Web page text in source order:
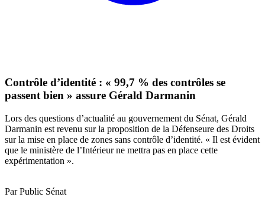
Contrôle d’identité : « 99,7 % des contrôles se
passent bien » assure Gérald Darmanin
Lors des questions d’actualité au gouvernement du Sénat, Gérald
Darmanin est revenu sur la proposition de la Défenseure des Droits
sur la mise en place de zones sans contrôle d’identité. « Il est évident
que le ministère de l’Intérieur ne mettra pas en place cette
expérimentation ».
Par Public Sénat